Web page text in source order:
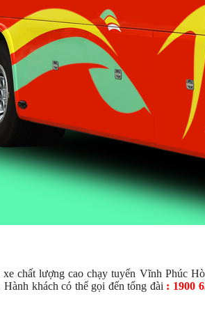
chất lượng cao chạy tuyến Vĩnh Phúc
khách có thể gọi đến tổng đài : 1900